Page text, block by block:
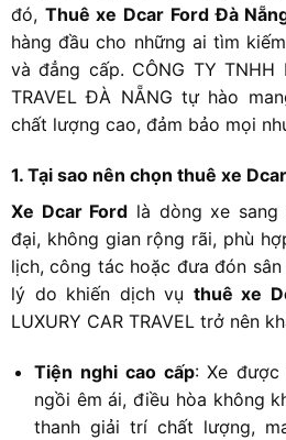
đó, Thuê xe Dcar Ford Đà
hàng đầu cho những ai tìm
và đẳng cấp. CÔNG TY TNHH
TRAVEL ĐÀ NẴNG tự hào
chất lượng cao, đảm bảo mọi
1. Tại sao nên chọn thuê xe
Xe Dcar Ford là dòng xe
đại, không gian rộng rãi, phù
lịch, công tác hoặc đưa đón
lý do khiến dịch vụ thuê xe
LUXURY CAR TRAVEL trở nên
Tiện nghi cao cấp: Xe
ngồi êm ái, điều hòa không
thanh giải trí chất lượng,